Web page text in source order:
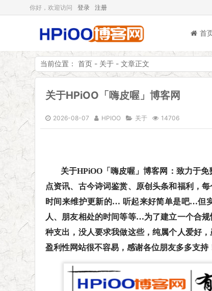
你好，欢迎访问 登录 注册
HPiOO「嗨皮喔」博客网
首
当前位置： 首页 - 关于 - 文章正文
关于HPiOO「嗨皮喔」博客网
2026-08-07 HPIOO 关于 14706
关于HPiOO「嗨皮喔」博客网：致力于
点资讯、古今诗词鉴赏、原创头条和福利，
时间来维护更新的… 听起来好简单是吧…但
人、朋友相处的时间等等…为了建立一个合
种支出，没人要求我做这些，纯属个人爱好
盈利性网站很不容易，感谢各位朋友多多支持